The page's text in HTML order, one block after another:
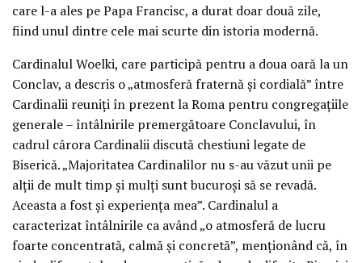
care l-a ales pe Papa Francisc, a durat doar două zile,
fiind unul dintre cele mai scurte din istoria modernă.
Cardinalul Woelki, care participă pentru a doua oară la un
Conclav, a descris o „atmosferă fraternă și cordială” între
Cardinalii reuniți în prezent la Roma pentru congregațiile
generale – întâlnirile premergătoare Conclavului, în
cadrul cărora Cardinalii discută chestiuni legate de
Biserică. „Majoritatea Cardinalilor nu s-au văzut unii pe
alții de mult timp și mulți sunt bucuroși să se revadă.
Aceasta a fost și experiența mea”. Cardinalul a
caracterizat întâlnirile ca având „o atmosferă de lucru
foarte concentrată, calmă și concretă”, menționând că, în